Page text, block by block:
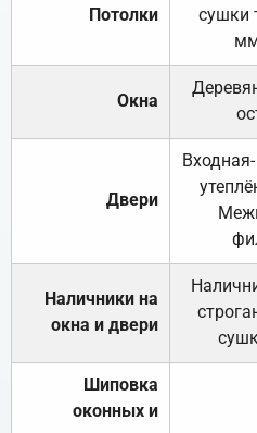
Потолки
сушки
Окна
Двери
Наличники на
окна и двери
Шиповка
оконных и